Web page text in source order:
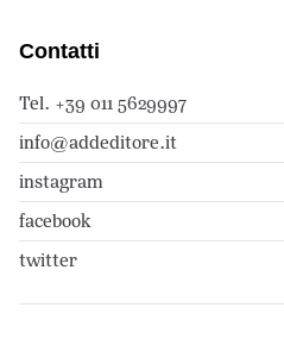
Contatti
Tel. +39 011 5629997
info@addeditore.it
instagram
facebook
twitter